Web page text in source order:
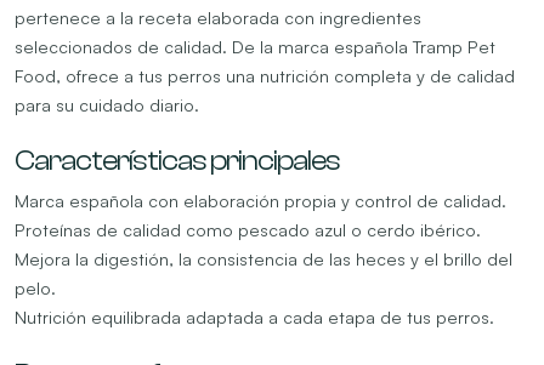
pertenece a la receta elaborada con ingredientes
seleccionados de calidad. De la marca española Tramp Pet
Food, ofrece a tus perros una nutrición completa y de calidad
para su cuidado diario.
Características principales
Marca española con elaboración propia y control de calidad.
Proteínas de calidad como pescado azul o cerdo ibérico.
Mejora la digestión, la consistencia de las heces y el brillo del
pelo.
Nutrición equilibrada adaptada a cada etapa de tus perros.